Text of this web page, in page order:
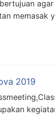
memasak
2019